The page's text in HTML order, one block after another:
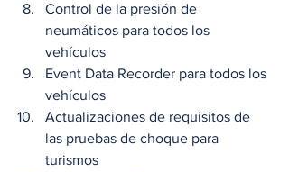
Control de la presión de
neumáticos para todos los
vehículos
Event Data Recorder para todos los
vehículos
Actualizaciones de requisitos de
las pruebas de choque para
turismos